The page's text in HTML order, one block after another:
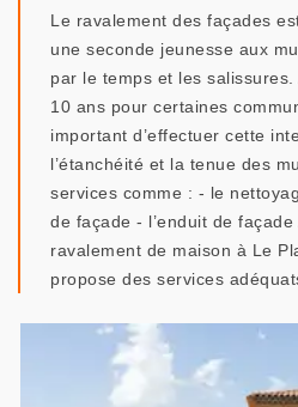
Le ravalement des façades
une seconde jeunesse aux
par le temps et les
10 ans pour certaines
important d’effectuer cette
l’étanchéité et la tenue des
services comme : - le
de façade - l’enduit de
ravalement de maison à Le
propose des services